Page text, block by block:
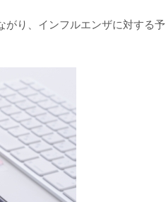
がり、インフルエンザに対する予